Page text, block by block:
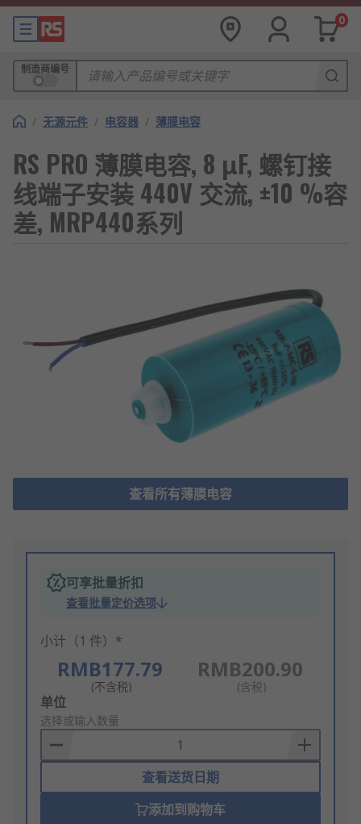
0
制造商编号
/ 无源元件 / 电容器 / 薄膜电容
RS PRO 薄膜电容, 8 μF, 螺钉接
线端子安装 440V 交流, ±10 %容
差, MRP440系列
查看所有薄膜电容
可享批量折扣
查看批量定价选项
小计（1 件）*
RMB177.79
(不含税)
RMB200.90
(含税)
Add
to
Basket
单位
选择或输入数量
查看送货日期
添加到购物车